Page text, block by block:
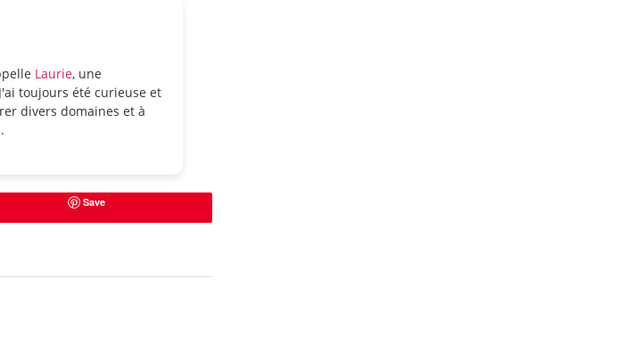
Laurie, une
toujours été curieuse et
divers domaines et à
Save